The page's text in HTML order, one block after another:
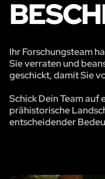
Ihr Forschungsteam
Sie verraten und
geschickt, damit Sie
Schick Dein Team auf
prähistorische
entscheidender